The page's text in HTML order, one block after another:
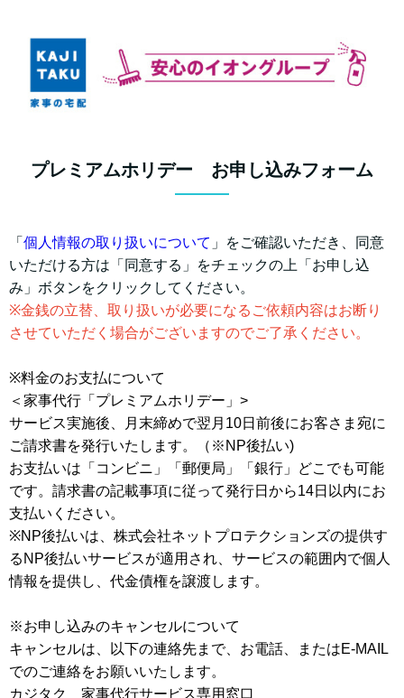
プレミアムホリデー お申し込みフォーム
「 個人情報の取り扱いについて 」をご確認いただき、同意
いただける方は「同意する」をチェックの上「お申し込
み」ボタンをクリックしてください。
※金銭の立替、取り扱いが必要になるご依頼内容はお断り
させていただく場合がございますのでご了承ください。
※料金のお支払について
＜家事代行「プレミアムホリデー」>
サービス実施後、月末締めで翌月10日前後にお客さま宛に
ご請求書を発行いたします。（※NP後払い)
お支払いは「コンビニ」「郵便局」「銀行」どこでも可能
です。請求書の記載事項に従って発行日から14日以内にお
支払いください。
※NP後払いは、株式会社ネットプロテクションズの提供す
るNP後払いサービスが適用され、サービスの範囲内で個人
情報を提供し、代金債権を譲渡します。
※お申し込みのキャンセルについて
キャンセルは、以下の連絡先まで、お電話、またはE-MAIL
でのご連絡をお願いいたします。
カジタク 家事代行サービス専用窓口